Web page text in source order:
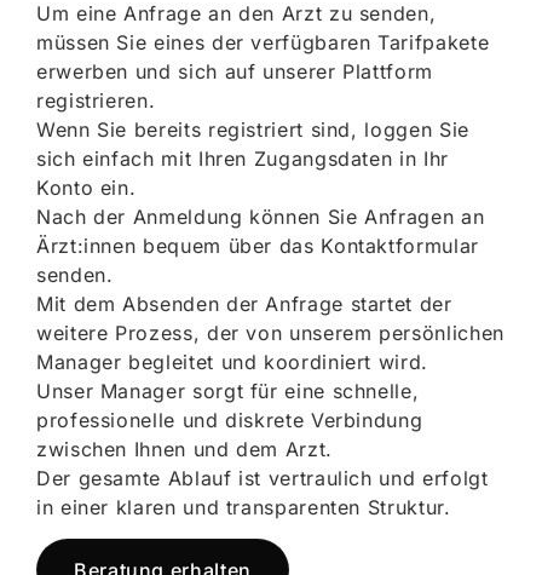
Um eine Anfrage an den Arzt zu senden,
müssen Sie eines der verfügbaren Tarifpakete
erwerben und sich auf unserer Plattform
registrieren.
Wenn Sie bereits registriert sind, loggen Sie
sich einfach mit Ihren Zugangsdaten in Ihr
Konto ein.
Nach der Anmeldung können Sie Anfragen an
Ärzt:innen bequem über das Kontaktformular
senden.
Mit dem Absenden der Anfrage startet der
weitere Prozess, der von unserem persönlichen
Manager begleitet und koordiniert wird.
Unser Manager sorgt für eine schnelle,
professionelle und diskrete Verbindung
zwischen Ihnen und dem Arzt.
Der gesamte Ablauf ist vertraulich und erfolgt
in einer klaren und transparenten Struktur.